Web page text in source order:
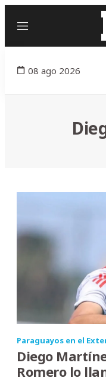
Menú
08 ago 2026
Paraguayos en el
Diego
Romero lo